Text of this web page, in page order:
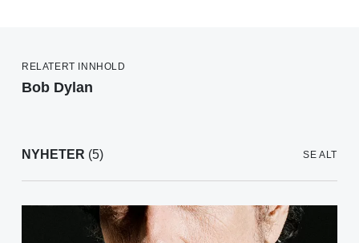
RELATERT INNHOLD
Bob Dylan
NYHETER (5) SE ALT